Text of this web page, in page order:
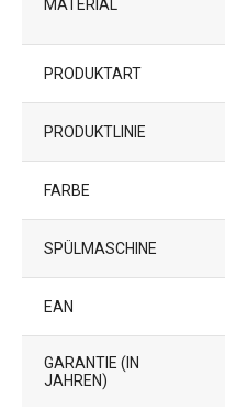
MATERIAL
PRODUKTART
PRODUKTLINIE
FARBE
SPÜLMASCHINE
EAN
GARANTIE (IN
JAHREN)